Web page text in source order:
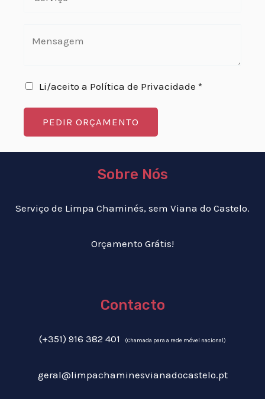
Li/aceito a Política de Privacidade *
PEDIR ORÇAMENTO
Sobre Nós
Serviço de Limpa Chaminés, sem Viana do Castelo.
Orçamento Grátis!
Contacto
(+351) 916 382 401 (Chamada para a rede móvel nacional)
geral@limpachaminesvianadocastelo.pt